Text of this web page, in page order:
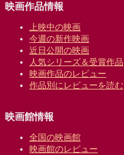
映画作品情報
上映中の映画
今週の新作映画
近日公開の映画
人気シリーズ＆受賞作品
映画作品のレビュー
作品別にレビューを読む
映画館情報
全国の映画館
映画館のレビュー